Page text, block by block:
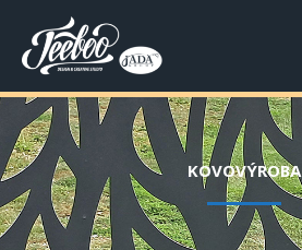
obsah
KOVOVÝROBA